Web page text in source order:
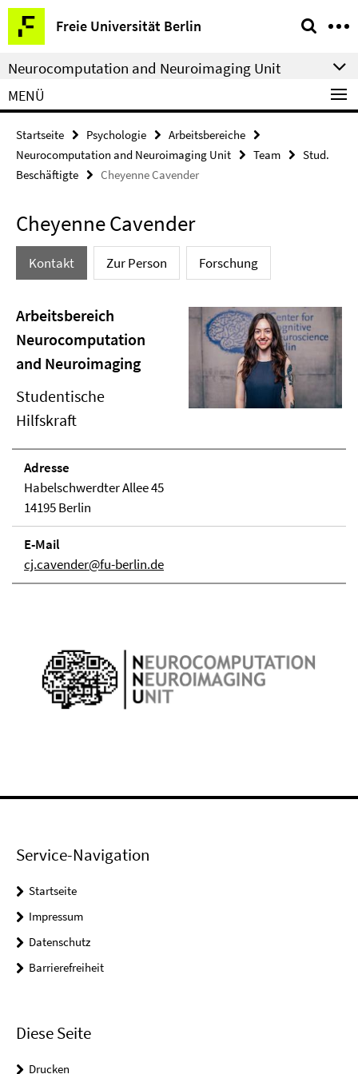
Springe
direkt
zu
Inhalt
Freie Universität Berlin
Service-
Navigation
Neurocomputation and Neuroimaging Unit
MENÜ
Startseite Psychologie
Arbeitsbereiche
Neurocomputation and Neuroimaging Unit
Team
Stud.
Beschäftigte
Cheyenne Cavender
Cheyenne Cavender
Kontakt Zur Person Forschung
Arbeitsbereich
Neurocomputation
and Neuroimaging
Studentische
Hilfskraft
Adresse
Habelschwerdter Allee 45
14195 Berlin
E-Mail
cj.cavender@fu-berlin.de
Service-Navigation
Startseite
Impressum
Datenschutz
Barrierefreiheit
Diese Seite
Drucken